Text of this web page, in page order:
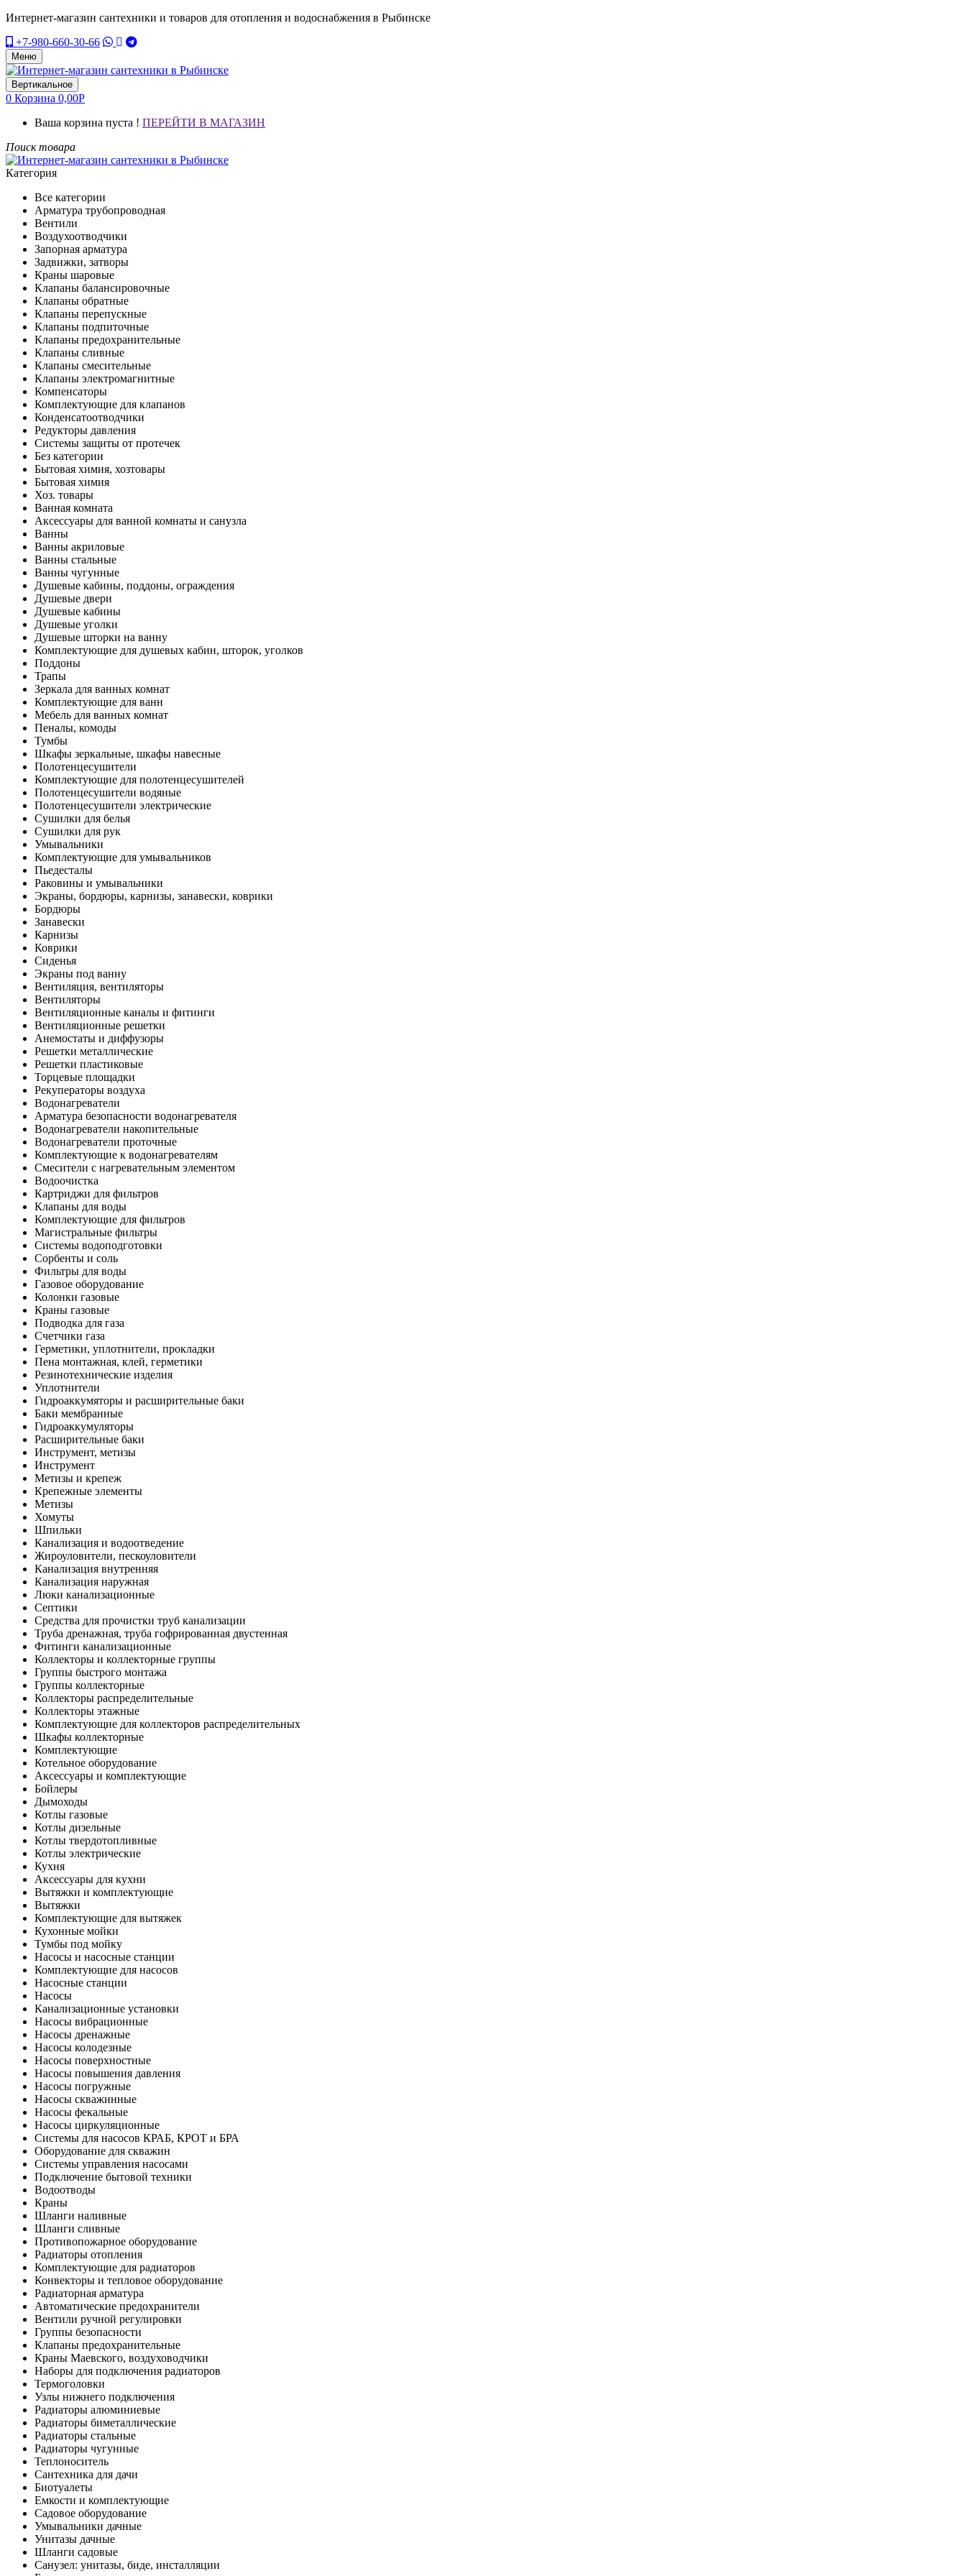
Интернет-магазин сантехники и товаров для отопления и водоснабжения в Рыбинске
+7-980-660-30-66
Меню
Вертикальное
0 Корзина 0,00Р
Ваша корзина пуста ! ПЕРЕЙТИ В МАГАЗИН
Поиск товара
Категория
Все категории
Арматура трубопроводная
Вентили
Воздухоотводчики
Запорная арматура
Задвижки, затворы
Краны шаровые
Клапаны балансировочные
Клапаны обратные
Клапаны перепускные
Клапаны подпиточные
Клапаны предохранительные
Клапаны сливные
Клапаны смесительные
Клапаны электромагнитные
Компенсаторы
Комплектующие для клапанов
Конденсатоотводчики
Редукторы давления
Системы защиты от протечек
Без категории
Бытовая химия, хозтовары
Бытовая химия
Хоз. товары
Ванная комната
Аксессуары для ванной комнаты и санузла
Ванны
Ванны акриловые
Ванны стальные
Ванны чугунные
Душевые кабины, поддоны, ограждения
Душевые двери
Душевые кабины
Душевые уголки
Душевые шторки на ванну
Комплектующие для душевых кабин, шторок, уголков
Поддоны
Трапы
Зеркала для ванных комнат
Комплектующие для ванн
Мебель для ванных комнат
Пеналы, комоды
Тумбы
Шкафы зеркальные, шкафы навесные
Полотенцесушители
Комплектующие для полотенцесушителей
Полотенцесушители водяные
Полотенцесушители электрические
Сушилки для белья
Сушилки для рук
Умывальники
Комплектующие для умывальников
Пьедесталы
Раковины и умывальники
Экраны, бордюры, карнизы, занавески, коврики
Бордюры
Занавески
Карнизы
Коврики
Сиденья
Экраны под ванну
Вентиляция, вентиляторы
Вентиляторы
Вентиляционные каналы и фитинги
Вентиляционные решетки
Анемостаты и диффузоры
Решетки металлические
Решетки пластиковые
Торцевые площадки
Рекуператоры воздуха
Водонагреватели
Арматура безопасности водонагревателя
Водонагреватели накопительные
Водонагреватели проточные
Комплектующие к водонагревателям
Смесители с нагревательным элементом
Водоочистка
Картриджи для фильтров
Клапаны для воды
Комплектующие для фильтров
Магистральные фильтры
Системы водоподготовки
Сорбенты и соль
Фильтры для воды
Газовое оборудование
Колонки газовые
Краны газовые
Подводка для газа
Счетчики газа
Герметики, уплотнители, прокладки
Пена монтажная, клей, герметики
Резинотехнические изделия
Уплотнители
Гидроаккумяторы и расширительные баки
Баки мембранные
Гидроаккумуляторы
Расширительные баки
Инструмент, метизы
Инструмент
Метизы и крепеж
Крепежные элементы
Метизы
Хомуты
Шпильки
Канализация и водоотведение
Жироуловители, пескоуловители
Канализация внутренняя
Канализация наружная
Люки канализационные
Септики
Средства для прочистки труб канализации
Труба дренажная, труба гофрированная двустенная
Фитинги канализационные
Коллекторы и коллекторные группы
Группы быстрого монтажа
Группы коллекторные
Коллекторы распределительные
Коллекторы этажные
Комплектующие для коллекторов распределительных
Шкафы коллекторные
Комплектующие
Котельное оборудование
Аксессуары и комплектующие
Бойлеры
Дымоходы
Котлы газовые
Котлы дизельные
Котлы твердотопливные
Котлы электрические
Кухня
Аксессуары для кухни
Вытяжки и комплектующие
Вытяжки
Комплектующие для вытяжек
Кухонные мойки
Тумбы под мойку
Насосы и насосные станции
Комплектующие для насосов
Насосные станции
Насосы
Канализационные установки
Насосы вибрационные
Насосы дренажные
Насосы колодезные
Насосы поверхностные
Насосы повышения давления
Насосы погружные
Насосы скважинные
Насосы фекальные
Насосы циркуляционные
Системы для насосов КРАБ, КРОТ и БРА
Оборудование для скважин
Системы управления насосами
Подключение бытовой техники
Водоотводы
Краны
Шланги наливные
Шланги сливные
Противопожарное оборудование
Радиаторы отопления
Комплектующие для радиаторов
Конвекторы и тепловое оборудование
Радиаторная арматура
Автоматические предохранители
Вентили ручной регулировки
Группы безопасности
Клапаны предохранительные
Краны Маевского, воздуховодчики
Наборы для подключения радиаторов
Термоголовки
Узлы нижнего подключения
Радиаторы алюминиевые
Радиаторы биметаллические
Радиаторы стальные
Радиаторы чугунные
Теплоноситель
Сантехника для дачи
Биотуалеты
Емкости и комплектующие
Садовое оборудование
Умывальники дачные
Унитазы дачные
Шланги садовые
Санузел: унитазы, биде, инсталляции